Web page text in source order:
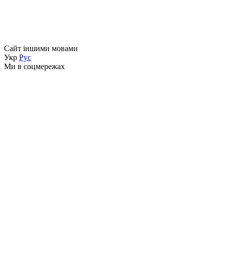
Сайт іншими мовами
Укр Рус
Ми в соцмережах